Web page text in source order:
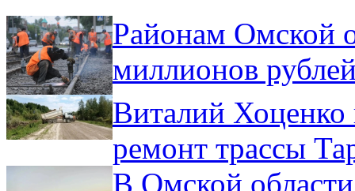
Районам Омской
миллионов
Виталий Хоценко
ремонт трассы
В Омской